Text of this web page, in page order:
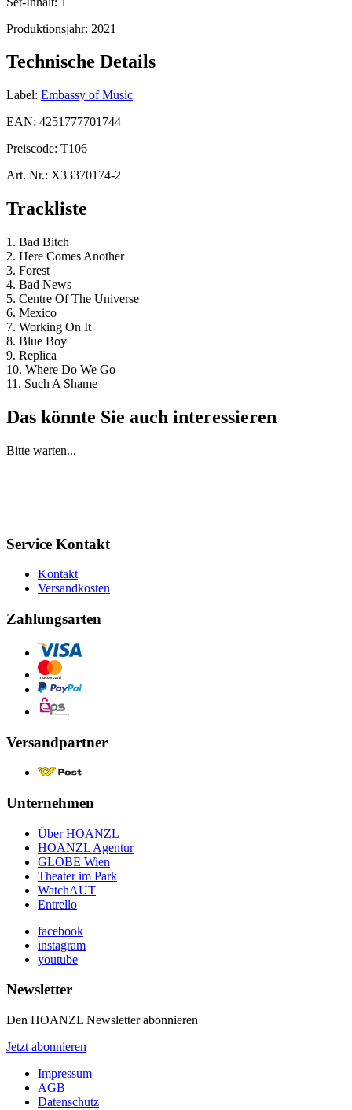
Produktionsjahr: 2021
Technische Details
Label: Embassy of Music
EAN: 4251777701744
Preiscode: T106
Art. Nr.: X33370174-2
Trackliste
1. Bad Bitch
2. Here Comes Another
3. Forest
4. Bad News
5. Centre Of The Universe
6. Mexico
7. Working On It
8. Blue Boy
9. Replica
10. Where Do We Go
11. Such A Shame
Das könnte Sie auch interessieren
Bitte warten...
Service Kontakt
Kontakt
Versandkosten
Zahlungsarten
Versandpartner
Unternehmen
Über HOANZL
HOANZL Agentur
GLOBE Wien
Theater im Park
WatchAUT
Entrello
facebook
instagram
youtube
Newsletter
Den HOANZL Newsletter abonnieren
Jetzt abonnieren
Impressum
AGB
Datenschutz